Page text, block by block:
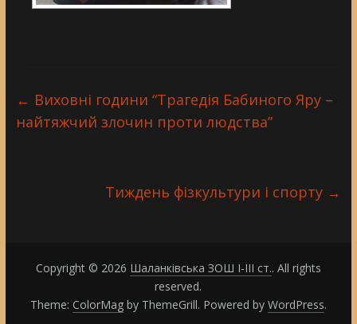
← Виховні години “Трагедія Бабиного Яру –
найтяжчий злочин проти людства”
Тиждень фізкультури і спорту →
Copyright © 2026 Шаланківська ЗОШ І-ІІІ ст.. All rights
reserved.
Theme: ColorMagby ThemeGrill. Powered by WordPress.